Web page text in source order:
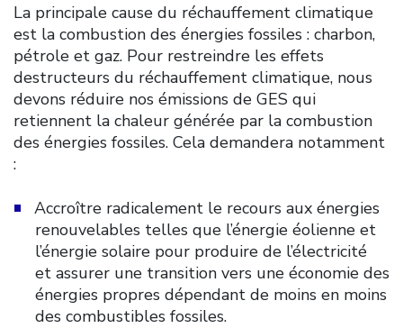
La principale cause du réchauffement climatique
est la combustion des énergies fossiles : charbon,
pétrole et gaz. Pour restreindre les effets
destructeurs du réchauffement climatique, nous
devons réduire nos émissions de GES qui
retiennent la chaleur générée par la combustion
des énergies fossiles. Cela demandera notamment
:
Accroître radicalement le recours aux énergies
renouvelables telles que l’énergie éolienne et
l’énergie solaire pour produire de l’électricité
et assurer une transition vers une économie des
énergies propres dépendant de moins en moins
des combustibles fossiles.